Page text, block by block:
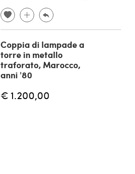
Coppia di lampade a
torre in metallo
traforato, Marocco,
anni '80
€ 1.200,00